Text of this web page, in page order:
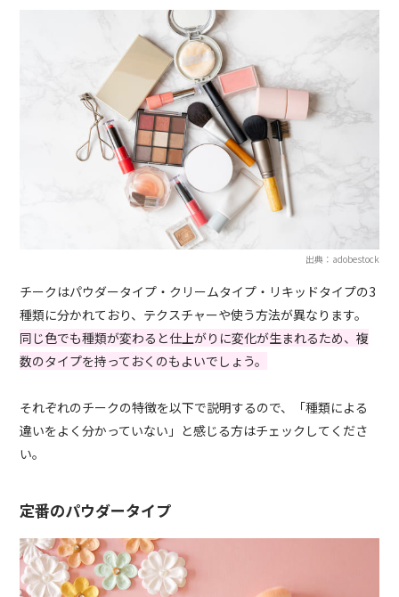
出典：adobestock
チークはパウダータイプ・クリームタイプ・リキッドタイプの3
種類に分かれており、テクスチャーや使う方法が異なります。
同じ色でも種類が変わると仕上がりに変化が生まれるため、複
数のタイプを持っておくのもよいでしょう。
それぞれのチークの特徴を以下で説明するので、「種類による
違いをよく分かっていない」と感じる方はチェックしてくださ
い。
定番のパウダータイプ